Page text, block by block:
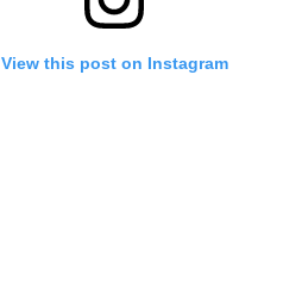
View this post on Instagram